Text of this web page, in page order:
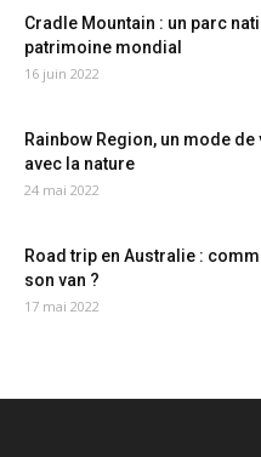
Cradle Mountain : un parc
patrimoine mondial
16 juin 2022
Rainbow Region, un mode
avec la nature
24 mai 2022
Road trip en Australie :
son van ?
17 mai 2022